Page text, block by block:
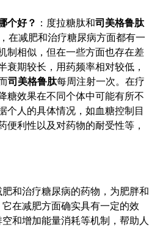
个好？ ：度拉糖肽和司美格鲁肽
在减肥和治疗糖尿病方面都有一
制相似，但在一些方面也存在差
衰期较长，用药频率相对较低，
司美格鲁肽每周注射一次。在疗
糖效果在不同个体中可能有所不
个人的具体情况，如血糖控制目
便利性以及对药物的耐受性等，
和治疗糖尿病的药物，为肥胖和
在减肥方面确实具有一定的效
和增加能量消耗等机制，帮助人